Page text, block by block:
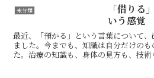
腰・骨盤」
未分類
「借りる
いう感覚
最近、「預かる」という言葉について
ました。今までも、知識は自分だけの
た。治療の知識も、身体の見方も、技